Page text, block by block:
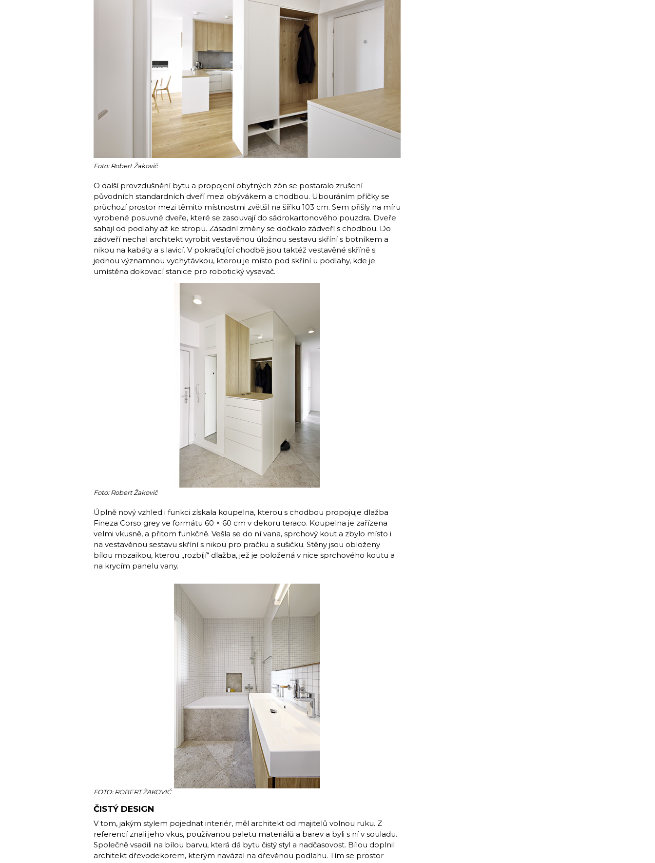
Foto: Robert Žakovič
O další provzdušnění bytu a pro­pojení obytných zón se postaralo zrušení
původních standardních dveří mezi obývákem a chodbou. Ubouráním příčky se
průchozí prostor mezi těmito místnostmi zvětšil na šířku 103 cm. Sem přišly na míru
vyrobené posuvné dveře, které se zasouvají do sádrokartonového pouzdra. Dveře
sahají od podlahy až ke stropu. Zásadní změny se dočkalo zádveří s chodbou. Do
zádveří nechal architekt vyrobit vestavěnou úložnou sestavu skříní s botníkem a
nikou na kabáty a s lavicí. V pokračující chodbě jsou taktéž vestavěné skříně s
jednou významnou vychytávkou, kterou je místo pod skříní u podlahy, kde je
umístěna dokovací stanice pro robotický vysavač.
Foto: Robert Žakovič
Úplně nový vzhled i funkci získala koupelna, kterou s chodbou propojuje dlažba
Fineza Corso grey ve formátu 60 × 60 cm v dekoru teraco. Koupelna je zařízena
velmi vkusně, a přitom funkčně. Vešla se do ní vana, sprchový kout a zbylo místo i
na vestavěnou sestavu skříní s nikou pro pračku a sušičku. Stěny jsou obloženy
bílou mozaikou, kterou „rozbíjí“ dlažba, jež je položená v nice sprchového koutu a
na krycím panelu vany.
FOTO: ROBERT ŽAKOVIČ
ČISTÝ DESIGN
V tom, jakým stylem pojednat interiér, měl architekt od majitelů volnou ruku. Z
referencí znali jeho vkus, používanou paletu materiálů a barev a byli s ní v souladu.
Společně vsadili na bílou barvu, která dá bytu čistý styl a nadčasovost. Bílou doplnil
architekt dřevodekorem, kterým navázal na dřevěnou podlahu. Tím se prostor